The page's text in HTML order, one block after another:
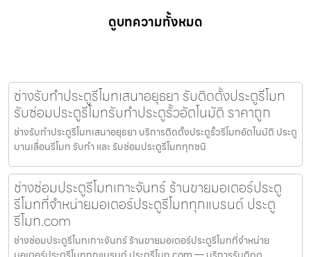
ดูบทความทั้งหมด
ช่างรับทำประตูรีโมทเสนาอยุธยา รับติดตั้งประตูรีโมท
รับซ่อมประตูรีโมทรับทำประตูรั้วอัตโนมัติ ราคาถูก
ช่างรับทำประตูรีโมทเสนาอยุธยา บริการติดตั้งประตูรั้วรีโมทอัตโนมัติ ประตู
บานเลื่อนรีโมท รับทำ และ รับซ่อมประตูรีโมททุกชนิ
ช่างซ่อมประตูรีโมทเกาะจันทร์ ร้านขายมอเตอร์ประตู
รีโมทที่จำหน่ายมอเตอร์ประตูรีโมททุกแบรนด์ ประตู
รีโมท.com
ช่างซ่อมประตูรีโมทเกาะจันทร์ ร้านขายมอเตอร์ประตูรีโมทที่จำหน่าย